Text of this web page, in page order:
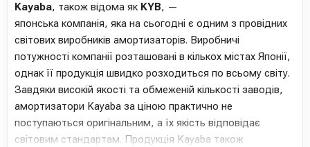
Kayaba, також відома як KYB, —
японська компанія, яка на сьогодні є одним з провідних
світових виробників амортизаторів. Виробничі
потужності компанії розташовані в кількох містах Японії,
однак її продукція швидко розходиться по всьому світу.
Завдяки високій якості та обмеженій кількості заводів,
амортизатори Kayaba за ціною практично не
поступаються оригінальним, а їх якість відповідає
світовим стандартам. Продукція Kayaba також